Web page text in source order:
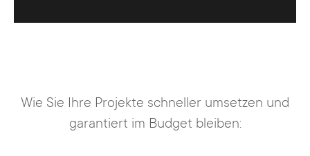
Wie Sie Ihre Projekte schneller umsetzen und
garantiert im Budget bleiben: